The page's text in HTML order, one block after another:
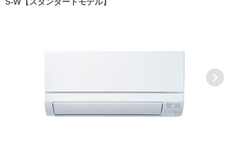
S-W【スタンダードモデル】